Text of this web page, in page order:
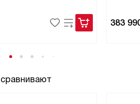
то, что обещает: простая в
внешний вид.
383